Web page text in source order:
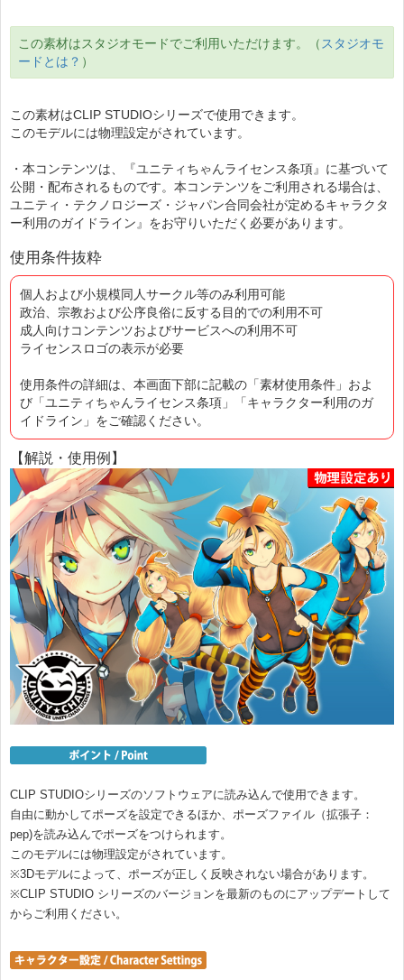
この素材はスタジオモードでご利用いただけます。（ スタジオモ
ードとは？ ）
この素材はCLIP STUDIOシリーズで使用できます。
このモデルには物理設定がされています。
・本コンテンツは、『ユニティちゃんライセンス条項』に基づいて
公開・配布されるものです。本コンテンツをご利用される場合は、
ユニティ・テクノロジーズ・ジャパン合同会社が定めるキャラクタ
ー利用のガイドライン』をお守りいただく必要があります。
使用条件抜粋
個人および小規模同人サークル等のみ利用可能
政治、宗教および公序良俗に反する目的での利用不可
成人向けコンテンツおよびサービスへの利用不可
ライセンスロゴの表示が必要
使用条件の詳細は、本画面下部に記載の「素材使用条件」およ
び「ユニティちゃんライセンス条項」「キャラクター利用のガ
イドライン」をご確認ください。
【解説・使用例】
CLIP STUDIOシリーズのソフトウェアに読み込んで使用できます。
自由に動かしてポーズを設定できるほか、ポーズファイル（拡張子：
pep)を読み込んでポーズをつけられます。
このモデルには物理設定がされています。
※3Dモデルによって、ポーズが正しく反映されない場合があります。
※CLIP STUDIO シリーズのバージョンを最新のものにアップデートして
からご利用ください。